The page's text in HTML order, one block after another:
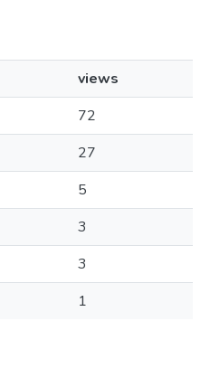
views
72
27
5
3
3
1